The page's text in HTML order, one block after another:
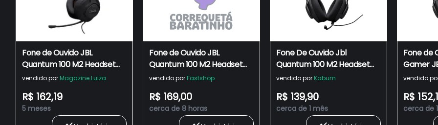
Fone de Ouvido JBL
Quantum 100 M2 Headset
Gamer Preto, Compatível
vendido por Magazine Luiza
R$ 162,19
5 meses
Fone de Ouvido JBL
Quantum 100 M2 Headset
Gamer Preto, Compatível
vendido por Fastshop
R$ 169,00
cerca de 8 horas
Fone De Ouvido Jbl
Quantum 100 M2 Headset
Gamer Preto, Compatível
Bivolt
vendido por Kabum
R$ 139,90
cerca de 1 mês
Fone de
Gamer
com Fio
vendido
R$
cerca de